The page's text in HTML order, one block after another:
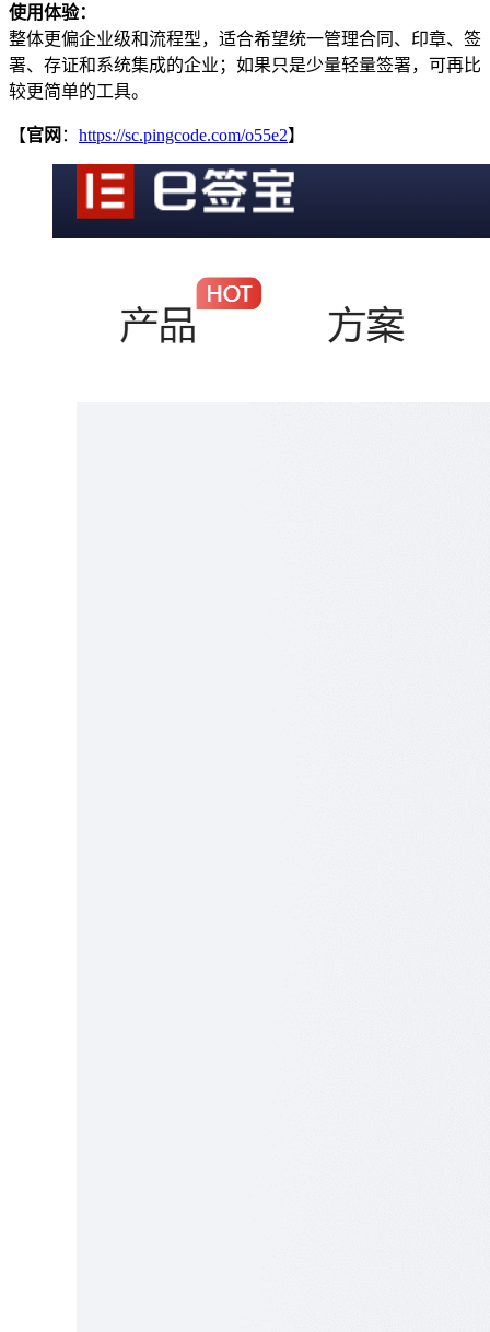
使用体验：
整体更偏企业级和流程型，适合希望统一管理合同、印章、签
署、存证和系统集成的企业；如果只是少量轻量签署，可再比
较更简单的工具。
【官网 ： https://sc.pingcode.com/o55e2】